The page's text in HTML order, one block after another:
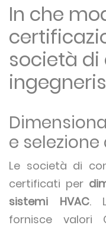
In che
società di
e
Le società di
certificati per
sistemi HVAC.
fornisce valori